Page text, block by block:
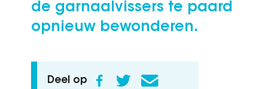
de garnaalvissers te paard
opnieuw bewonderen.
Deel op